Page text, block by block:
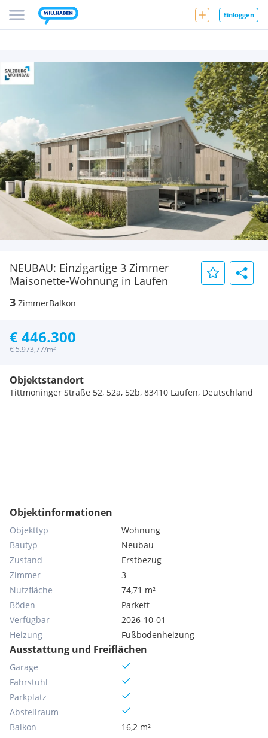
Einloggen
NEUBAU: Einzigartige 3 Zimmer
Maisonette-Wohnung in Laufen
3 ZimmerBalkon
€ 446.300
€ 5.973,77/m²
Objektstandort
Tittmoninger Straße 52, 52a, 52b, 83410 Laufen, Deutschland
Objektinformationen
Objekttyp
Wohnung
Bautyp
Neubau
Zustand
Erstbezug
Zimmer
3
Nutzfläche
74,71 m²
Böden
Parkett
Verfügbar
2026-10-01
Heizung
Fußbodenheizung
Ausstattung und Freiflächen
Garage
Fahrstuhl
Parkplatz
Abstellraum
Balkon
16,2 m²